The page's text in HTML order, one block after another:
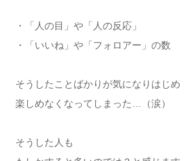
・「人の目」や「人の反応」
・「いいね」や「フォロアー」の数
そうしたことばかりが気になりはじめ
楽しめなくなってしまった…（涙）
そうした人も